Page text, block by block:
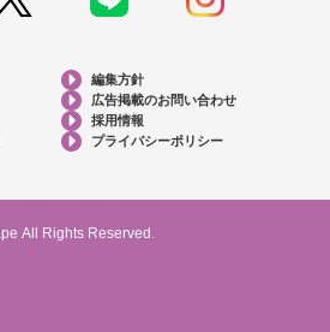
編集方針
広告掲載のお問い合わせ
採用情報
プライバシーポリシー
All Rights Reserved.